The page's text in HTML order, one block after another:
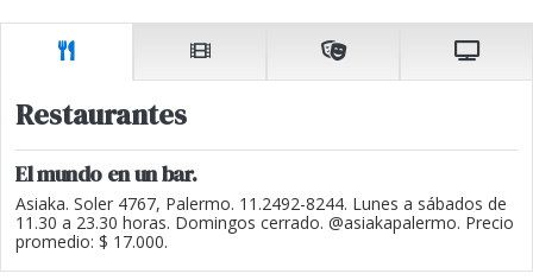
Restaurantes
El mundo en un bar.
Asiaka. Soler 4767, Palermo. 11.2492-8244. Lunes a sábados de
11.30 a 23.30 horas. Domingos cerrado. @asiakapalermo. Precio
promedio: $ 17.000.